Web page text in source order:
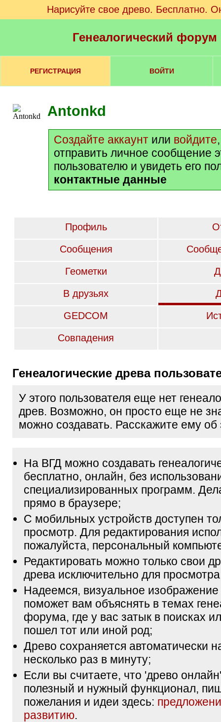
Нарисуйте свое древо. Бесплатно.
Генеалогический
РЕГИСТРАЦИЯ ВОЙТИ
Antonkd
Создайте аккаунт или войдите
отправить личное сообщение
пользователю и увидеть его
контактные данные
Профиль
Сообщения
Геометки
В друзьях
GEDCOM
Совпадения
Генеалогические древа
У этого пользователя еще нет
древ. Возможно, он просто еще не
можно создавать. Расскажите ему об
На ВГД можно создавать
бесплатно, онлайн, без
специализированных программ.
прямо в браузере;
С мобильных устройств доступен
просмотр. Для редактирования
пожалуйста, персональный
Редактировать можно только свои
древа исключительно для
Надеемся, визуальное
поможет вам объяснять в темах
форума, где у вас затык в поисках
пошел тот или иной род;
Древо сохраняется автоматически
несколько раз в минуту;
Если вы считаете, что 'древо
полезный и нужный функционал,
пожелания и идеи здесь:
развитию.